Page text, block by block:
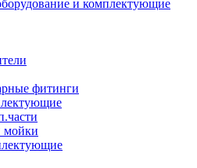
и комплектующие
фитинги
мойки